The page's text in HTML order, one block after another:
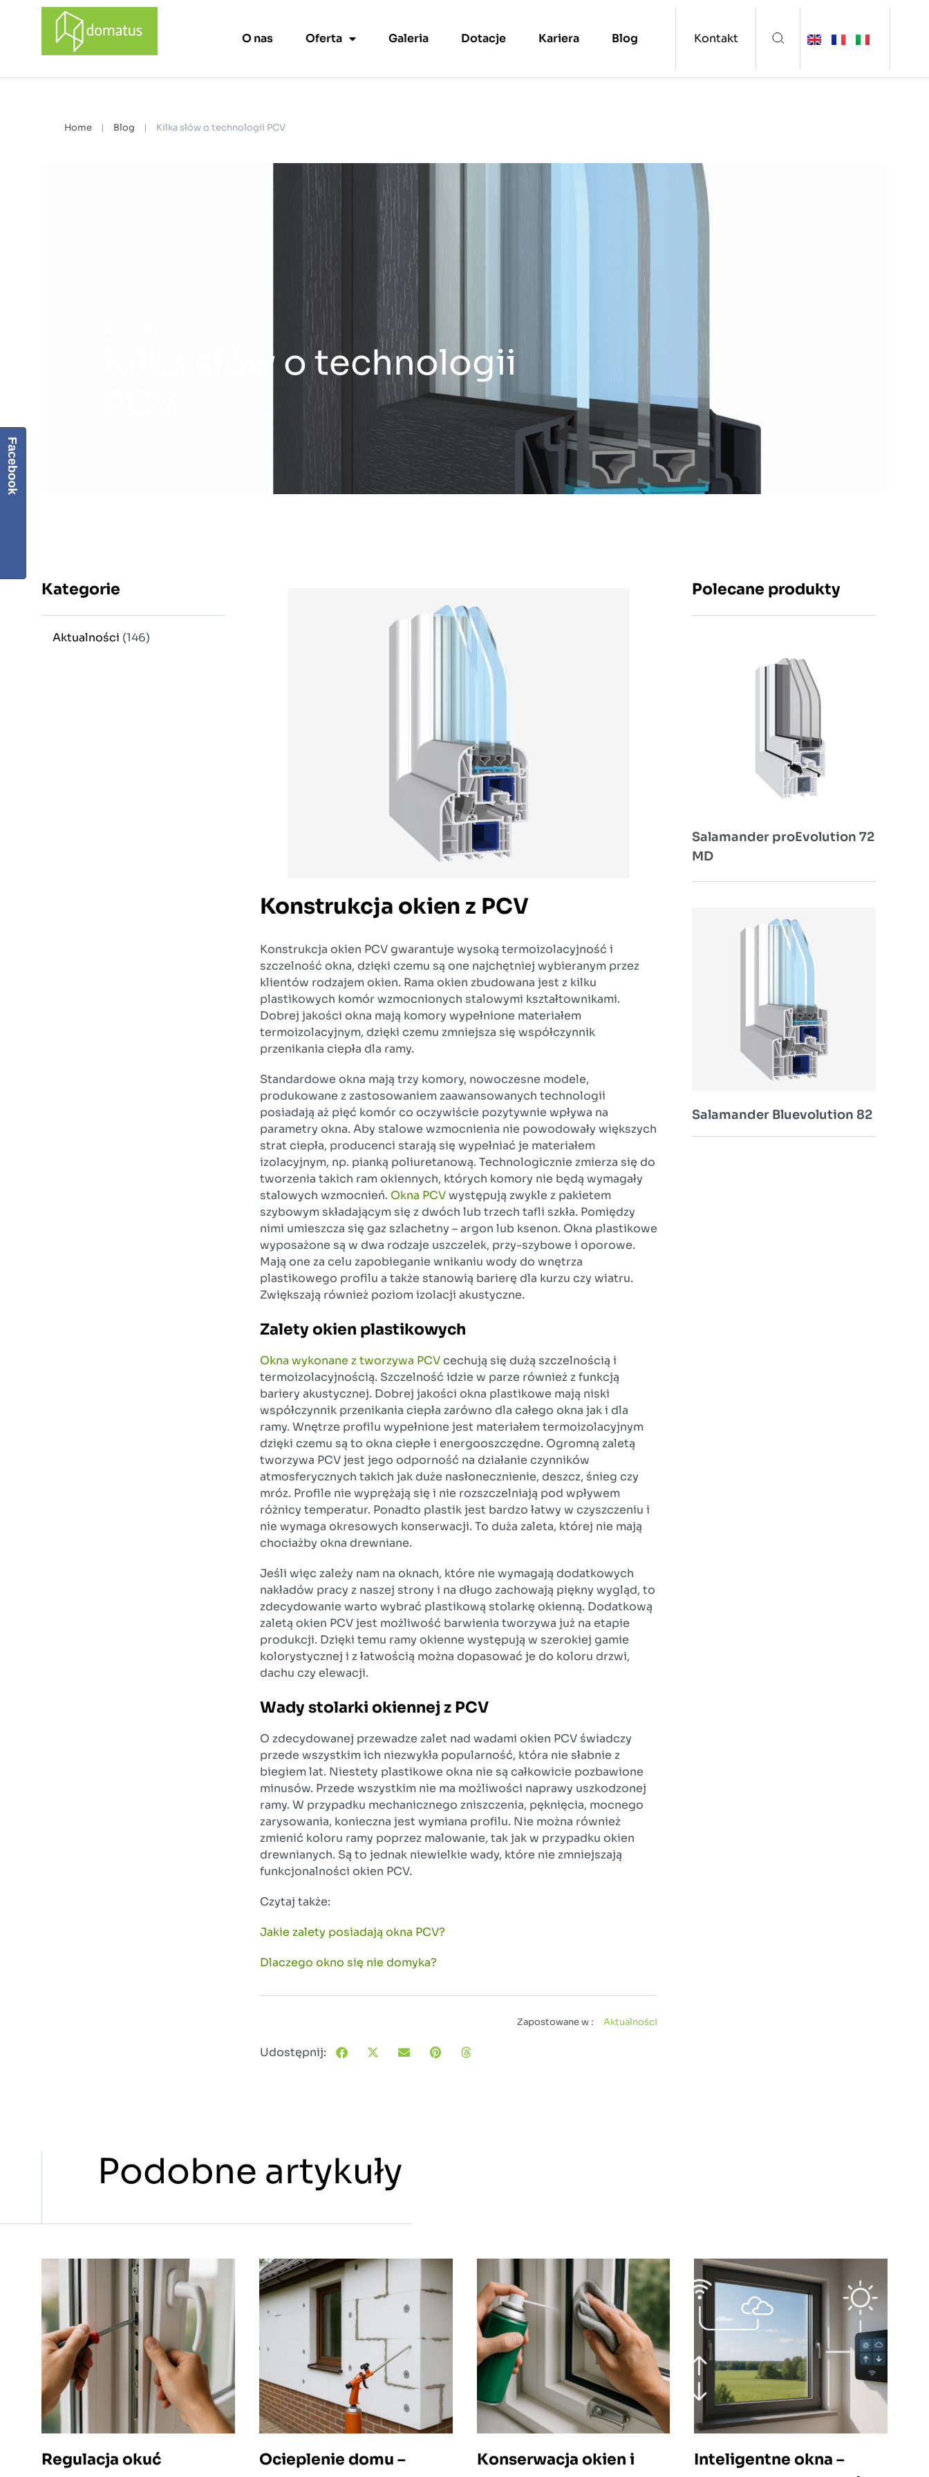
O nas Oferta Galeria Dotacje Kariera Blog Kontakt
Home | Blog | Kilka słów o technologii PCV
Kilka słów o technologii
Kategorie
Aktualności (146)
Konstrukcja okien z PCV
Konstrukcja okien PCV gwarantuje wysoką termoizolacyjność i
szczelność okna, dzięki czemu są one najchętniej wybieranym przez
klientów rodzajem okien. Rama okien zbudowana jest z kilku
plastikowych komór wzmocnionych stalowymi kształtownikami.
Dobrej jakości okna mają komory wypełnione materiałem
termoizolacyjnym, dzięki czemu zmniejsza się współczynnik
przenikania ciepła dla ramy.
Standardowe okna mają trzy komory, nowoczesne modele,
produkowane z zastosowaniem zaawansowanych technologii
posiadają aż pięć komór co oczywiście pozytywnie wpływa na
parametry okna. Aby stalowe wzmocnienia nie powodowały większych
strat ciepła, producenci starają się wypełniać je materiałem
izolacyjnym, np. pianką poliuretanową. Technologicznie zmierza się do
tworzenia takich ram okiennych, których komory nie będą wymagały
stalowych wzmocnień. Okna PCVwystępują zwykle z pakietem
szybowym składającym się z dwóch lub trzech tafli szkła. Pomiędzy
nimi umieszcza się gaz szlachetny – argon lub ksenon. Okna plastikowe
wyposażone są w dwa rodzaje uszczelek, przy-szybowe i oporowe.
Mają one za celu zapobieganie wnikaniu wody do wnętrza
plastikowego profilu a także stanowią barierę dla kurzu czy wiatru.
Zwiększają również poziom izolacji akustyczne.
Zalety okien plastikowych
Okna wykonane z tworzywa PCVcechują się dużą szczelnością i
termoizolacyjnością. Szczelność idzie w parze również z funkcją
bariery akustycznej. Dobrej jakości okna plastikowe mają niski
współczynnik przenikania ciepła zarówno dla całego okna jak i dla
ramy. Wnętrze profilu wypełnione jest materiałem termoizolacyjnym
dzięki czemu są to okna ciepłe i energooszczędne. Ogromną zaletą
tworzywa PCV jest jego odporność na działanie czynników
atmosferycznych takich jak duże nasłonecznienie, deszcz, śnieg czy
mróz. Profile nie wyprężają się i nie rozszczelniają pod wpływem
różnicy temperatur. Ponadto plastik jest bardzo łatwy w czyszczeniu i
nie wymaga okresowych konserwacji. To duża zaleta, której nie mają
chociażby okna drewniane.
Jeśli więc zależy nam na oknach, które nie wymagają dodatkowych
nakładów pracy z naszej strony i na długo zachowają piękny wygląd, to
zdecydowanie warto wybrać plastikową stolarkę okienną. Dodatkową
zaletą okien PCV jest możliwość barwienia tworzywa już na etapie
produkcji. Dzięki temu ramy okienne występują w szerokiej gamie
kolorystycznej i z łatwością można dopasować je do koloru drzwi,
dachu czy elewacji.
Wady stolarki okiennej z PCV
O zdecydowanej przewadze zalet nad wadami okien PCV świadczy
przede wszystkim ich niezwykła popularność, która nie słabnie z
biegiem lat. Niestety plastikowe okna nie są całkowicie pozbawione
minusów. Przede wszystkim nie ma możliwości naprawy uszkodzonej
ramy. W przypadku mechanicznego zniszczenia, pęknięcia, mocnego
zarysowania, konieczna jest wymiana profilu. Nie można również
zmienić koloru ramy poprzez malowanie, tak jak w przypadku okien
drewnianych. Są to jednak niewielkie wady, które nie zmniejszają
funkcjonalności okien PCV.
Czytaj także:
Jakie zalety posiadają okna PCV?
Dlaczego okno się nie domyka?
Zapostowane w : Aktualności
Udostępnij:
Polecane produkty
Salamander proEvolution 72
MD
Salamander Bluevolution 82
Podobne artykuły
Regulacja okuć
Ocieplenie domu –
Konserwacja okien i
Inteligentne okna –
Facebook